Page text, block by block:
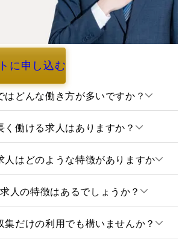
に申し込む
はどんな働き方が多いですか？
く働ける求人はありますか？
人はどのような特徴がありますか
人の特徴はあるでしょうか？
集だけの利用でも構いませんか？